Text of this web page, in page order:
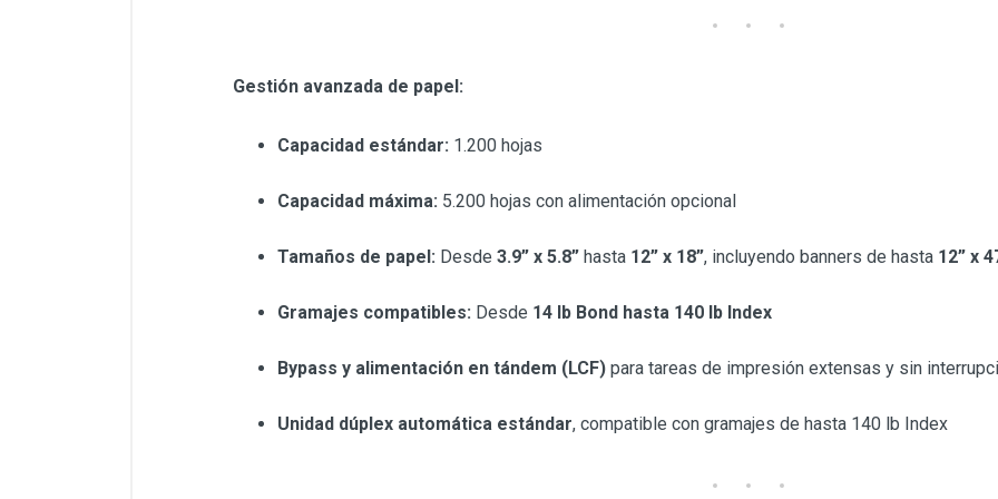
Gestión avanzada de papel:
Capacidad estándar: 1.200 hojas
Capacidad máxima: 5.200 hojas con alimentación opcional
Tamaños de papel: Desde 3.9” x 5.8” hasta 12” x 18”, incluyendo banners de hasta 12” x
Gramajes compatibles: Desde 14 lb Bond hasta 140 lb Index
Bypass y alimentación en tándem (LCF) para tareas de impresión extensas y sin
Unidad dúplex automática estándar, compatible con gramajes de hasta 140 lb Index